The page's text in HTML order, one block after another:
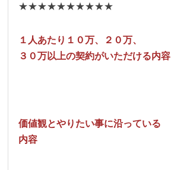
★★★★★★★★★★
１人あたり１０万、２０万、
３０万以上の契約がいただける内容
価値観とやりたい事に沿っている
内容